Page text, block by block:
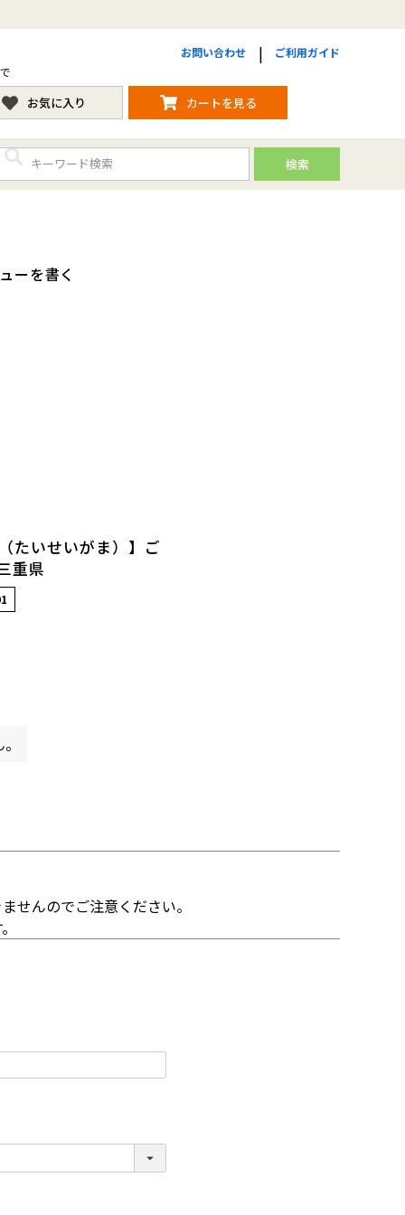
お問い合わせ ご利用ガイド
お気に入り カートを見る
検索
ーを書く
たいせいがま）】ご
重県
せんのでご注意ください。